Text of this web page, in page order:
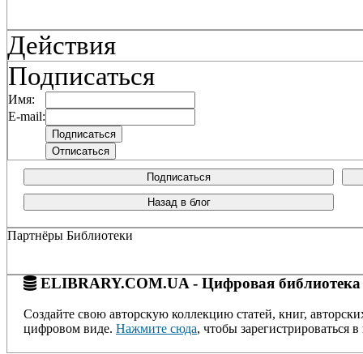
Действия
Подписаться
Имя:
E-mail:
Подписаться
Назад в блог
Партнёры Библиотеки
ELIBRARY.COM.UA - Цифровая библиотека
Создайте свою авторскую коллекцию статей, книг,
цифровом виде. Нажмите сюда, чтобы зарегистрироваться в